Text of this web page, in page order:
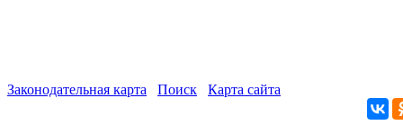
Законодательная карта Поиск Карта сайта